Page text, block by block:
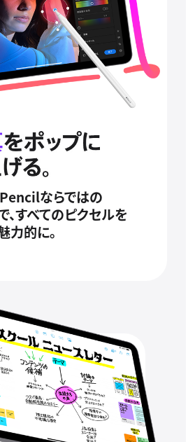
ならではの
、すべてのピクセルを
力的に。